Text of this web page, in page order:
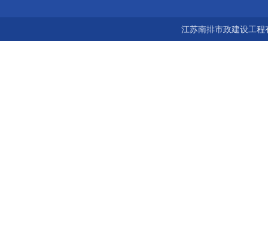
江苏南排市政建设工